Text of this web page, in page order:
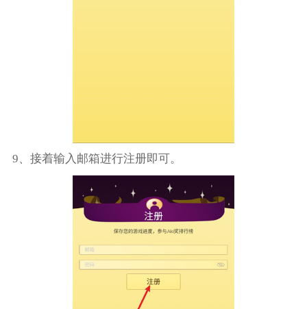
9、接着输入邮箱进行注册即可。